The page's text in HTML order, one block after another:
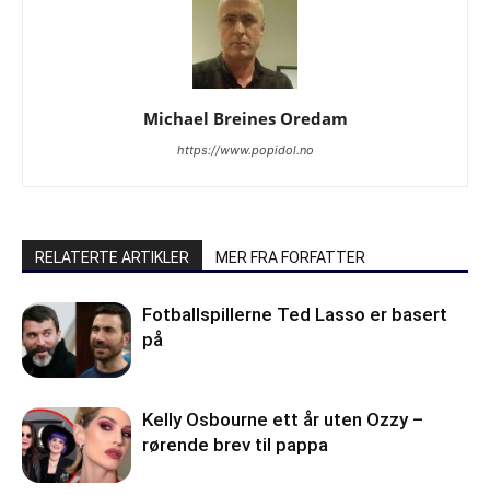
Michael Breines Oredam
https://www.popidol.no
RELATERTE ARTIKLER MER FRA FORFATTER
Fotballspillerne Ted Lasso er basert
på
Kelly Osbourne ett år uten Ozzy –
rørende brev til pappa